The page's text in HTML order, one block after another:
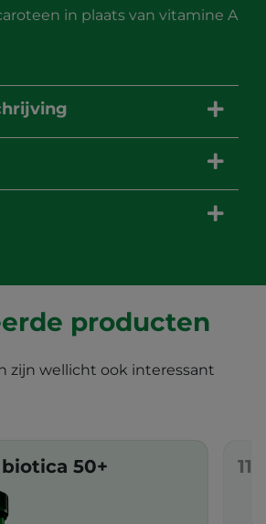
in plaats van vitamine A
producten
zijn wellicht ook interessant
50+